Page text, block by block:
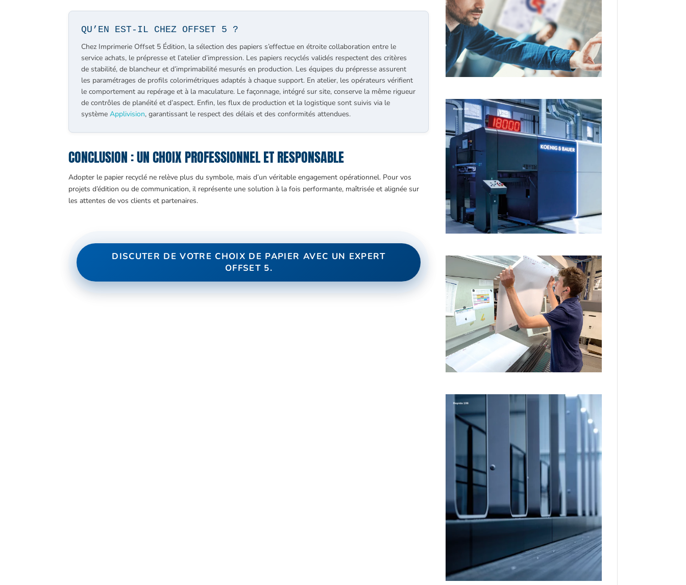
QU’EN EST-IL CHEZ OFFSET 5 ?
Chez Imprimerie Offset 5 Édition, la sélection des papiers s’effectue en étroite collaboration entre le
service achats, le prépresse et l’atelier d’impression. Les papiers recyclés validés respectent des critères
de stabilité, de blancheur et d’imprimabilité mesurés en production. Les équipes du prépresse assurent
les paramétrages de profils colorimétriques adaptés à chaque support. En atelier, les opérateurs vérifient
le comportement au repérage et à la maculature. Le façonnage, intégré sur site, conserve la même rigueur
de contrôles de planéité et d’aspect. Enfin, les flux de production et la logistique sont suivis via le
systèmeApplivision, garantissant le respect des délais et des conformités attendues.
CONCLUSION : UN CHOIX PROFESSIONNEL ET RESPONSABLE
Adopter le papier recyclé ne relève plus du symbole, mais d’un véritable engagement opérationnel. Pour vos
projets d’édition ou de communication, il représente une solution à la fois performante, maîtrisée et alignée sur
les attentes de vos clients et partenaires.
DISCUTER DE VOTRE CHOIX DE PAPIER AVEC UN EXPERT
OFFSET 5.